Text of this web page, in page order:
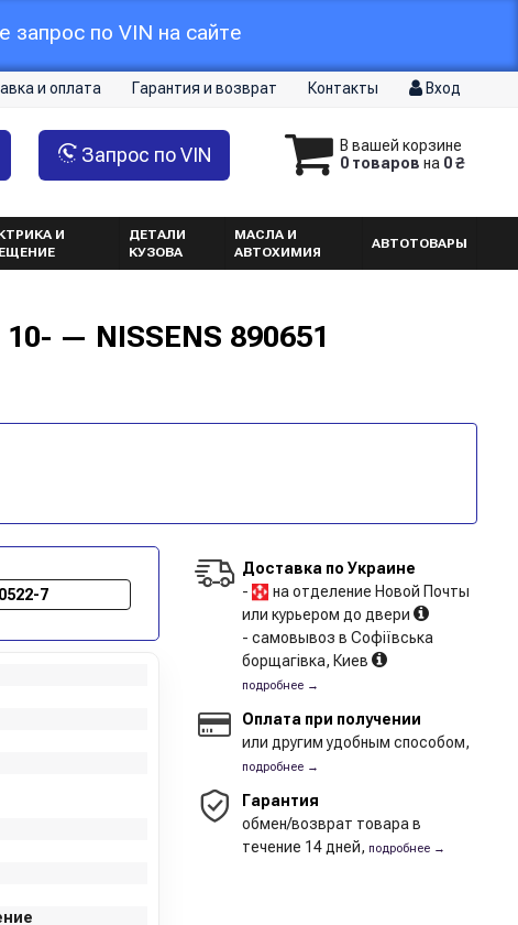
по VIN на сайте
и оплата Гарантия и возврат Контакты Вход
В вашей корзине
0 товаров на 0 ₴
Запрос по VIN
И
ДЕТАЛИ
КУЗОВА
МАСЛА И
АВТОХИМИЯ
АВТОТОВАРЫ
— NISSENS 890651
7
Доставка по Украине
-
на отделение Новой Почты
или курьером до двери
- самовывоз в Софіївська
борщагівка, Киев
подробнее →
Оплата при получении
или другим удобным способом,
подробнее →
Гарантия
обмен/возврат товара в
течение 14 дней, подробнее →